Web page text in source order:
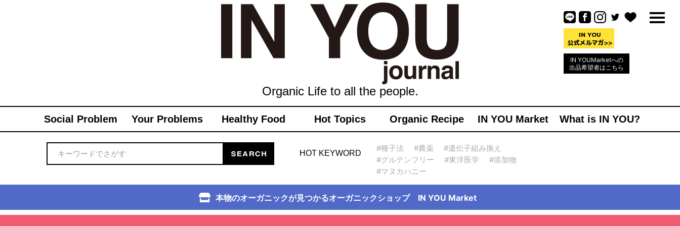
IN YOUMarketへの
出品希望者はこちら
Organic Life to all the people.
Social Problem Your Problems Healthy Food Hot Topics Organic Recipe IN YOU Market What is IN YOU?
HOT KEYWORD
#種子法 #農薬
#遺伝子組み換え
#グルテンフリー
#東洋医学
#添加物
#マヌカハニー
本物のオーガニックが見つかるオーガニックショップ IN YOU Market